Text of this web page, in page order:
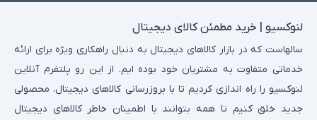
برای تأمین برق دستگاه‌ها استفاده می‌شود و معمولاً دارای پین‌های
استاندارد است. شامل کابل‌های برق کامپیوتر، لپ‌تاپ و مانیتور با
ولتاژهای مختلف (مانند 220V برای خانگی).
کابل تصویر:
انتقال تصاویر بین دستگاه‌های نمایش‌دهنده (مانند مانیتور) و منبع
لنوکسیو | خرید مطمئن کالای دیجیتال
سالهاست که در بازار کالاهای دیجیتال به دنبال راهکاری ویژه برای ارائه
خدماتی متفاوت به مشتریان خود بوده ایم. از این رو پلتفرم آنلاین
لنوکسیو را راه اندازی کردیم تا با بروزرسانی کالاهای دیجیتال، محصولی
جدید خلق کنیم تا همه بتوانند با اطمینان خاطر کالاهای دیجیتال